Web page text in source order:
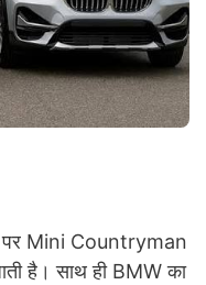
पर Mini Countryman
है। साथ ही BMW का